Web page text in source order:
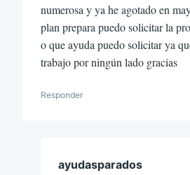
numerosa y ya he agotado en
plan prepara puedo solicitar la
o que ayuda puedo solicitar ya
trabajo por ningún lado gracias
Responder
ayudasparados